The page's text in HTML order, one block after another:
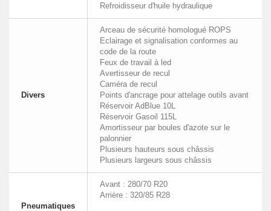
Refroidisseur d'huile hydraulique
Divers
Arceau de sécurité homologué ROPS
Eclairage et signalisation conformes au
code de la route
Feux de travail à led
Avertisseur de recul
Caméra de recul
Points d'ancrage pour attelage outils avant
Réservoir AdBlue 10L
Réservoir Gasoil 115L
Amortisseur par boules d'azote sur le
palonnier
Plusieurs hauteurs sous châssis
Plusieurs largeurs sous châssis
Pneumatiques
Avant : 280/70 R20
Arrière : 320/85 R28